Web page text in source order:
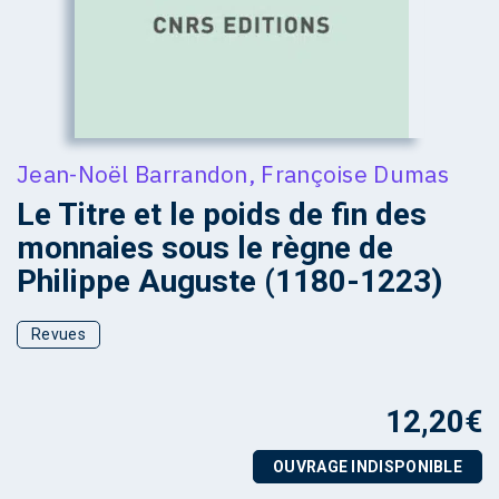
Jean-Noël Barrandon, Françoise Dumas
Le Titre et le poids de fin des
monnaies sous le règne de
Philippe Auguste (1180-1223)
Revues
12,20€
OUVRAGE INDISPONIBLE